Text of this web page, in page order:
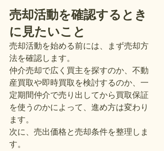
売却活動を確認するとき
に見たいこと
売却活動を始める前には、まず売却方
法を確認します。
仲介売却で広く買主を探すのか、不動
産買取や即時買取を検討するのか、一
定期間仲介で売り出してから買取保証
を使うのかによって、進め方は変わり
ます。
次に、売出価格と売却条件を整理しま
す。